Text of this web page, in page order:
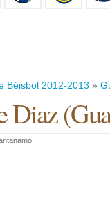
Béisbol 2012-2013 »
Diaz(